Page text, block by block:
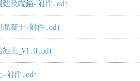
腱及端錨-附件.odt
混凝土-附件.odt
凝土_V1.0.odt
-附件.odt